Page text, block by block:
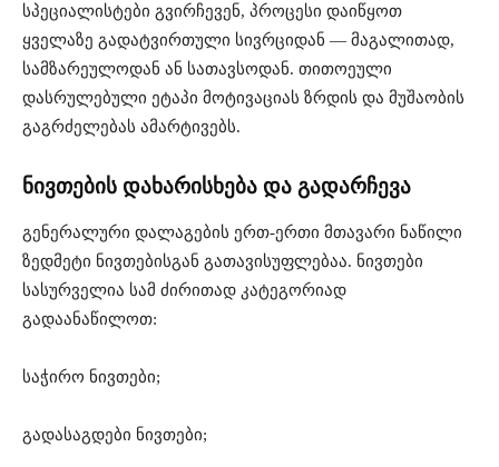
სპეციალისტები გვირჩევენ, პროცესი დაიწყოთ
ყველაზე გადატვირთული სივრციდან — მაგალითად,
სამზარეულოდან ან სათავსოდან. თითოეული
დასრულებული ეტაპი მოტივაციას ზრდის და მუშაობის
გაგრძელებას ამარტივებს.
ნივთების დახარისხება და გადარჩევა
გენერალური დალაგების ერთ-ერთი მთავარი ნაწილი
ზედმეტი ნივთებისგან გათავისუფლებაა. ნივთები
სასურველია სამ ძირითად კატეგორიად
გადაანაწილოთ:
საჭირო ნივთები;
გადასაგდები ნივთები;